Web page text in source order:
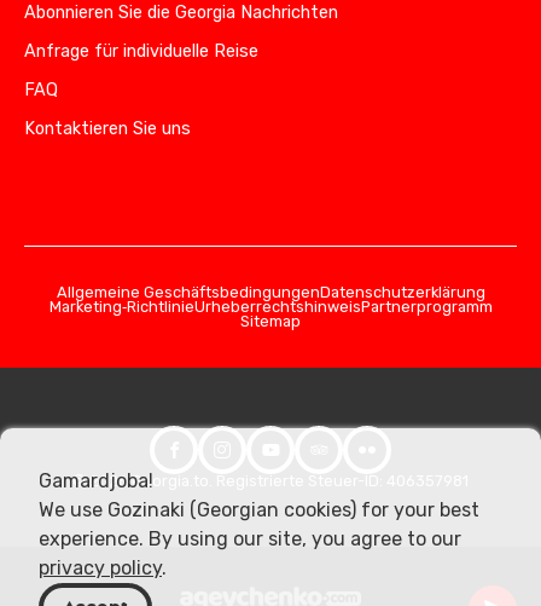
Abonnieren Sie die Georgia Nachrichten
Anfrage für individuelle Reise
FAQ
Kontaktieren Sie uns
Allgemeine GeschäftsbedingungenDatenschutzerklärung
Marketing‑RichtlinieUrheberrechtshinweisPartnerprogramm
Sitemap
© 2026 Georgia.to. Registrierte Steuer-ID: 406357981
Gamardjoba!
We use Gozinaki (Georgian cookies) for your best
experience. By using our site, you agree to our
privacy policy.